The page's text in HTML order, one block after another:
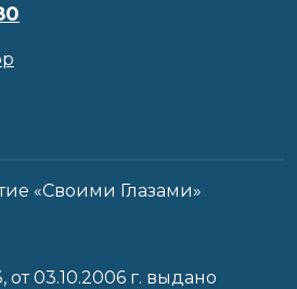
«Своими Глазами»
03.10.2006 г. выдано